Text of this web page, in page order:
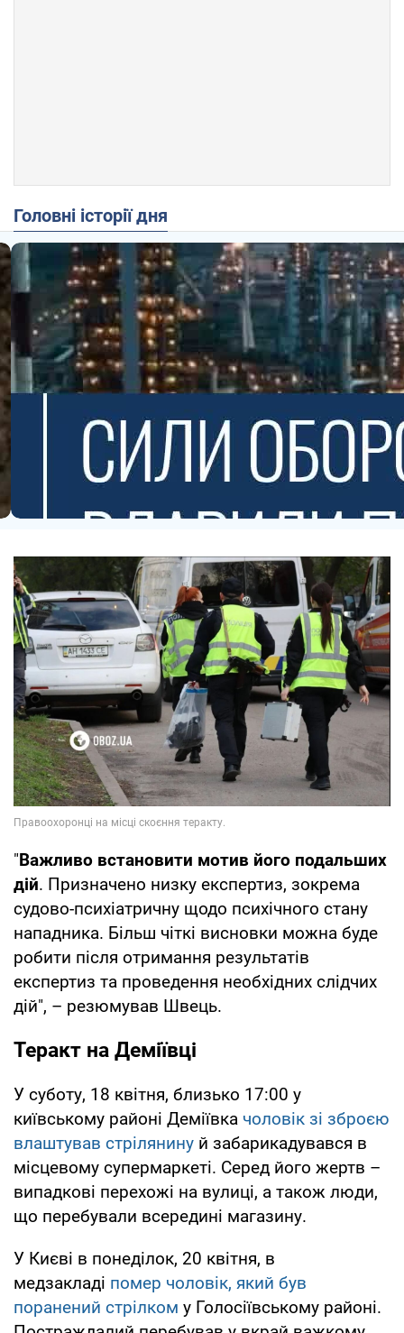
Головні історії дня
"Важливо встановити мотив його подальших
дій. Призначено низку експертиз, зокрема
судово-психіатричну щодо психічного стану
нападника. Більш чіткі висновки можна буде
робити після отримання результатів
експертиз та проведення необхідних слідчих
дій", – резюмував Швець.
Теракт на Деміївці
У суботу, 18 квітня, близько 17:00 у
київському районі Деміївка чоловік зі зброєю
влаштував стрілянину й забарикадувався в
місцевому супермаркеті. Серед його жертв –
випадкові перехожі на вулиці, а також люди,
що перебували всередині магазину.
У Києві в понеділок, 20 квітня, в
медзакладі помер чоловік, який був
поранений стрілком у Голосіївському районі.